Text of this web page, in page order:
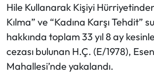
Hile Kullanarak Kişiyi
Kılma” ve “Kadına Karşı Tehdit”
hakkında toplam 33 yıl 8 ay
cezası bulunan H.Ç. (E/1978),
Mahallesi’nde yakalandı.